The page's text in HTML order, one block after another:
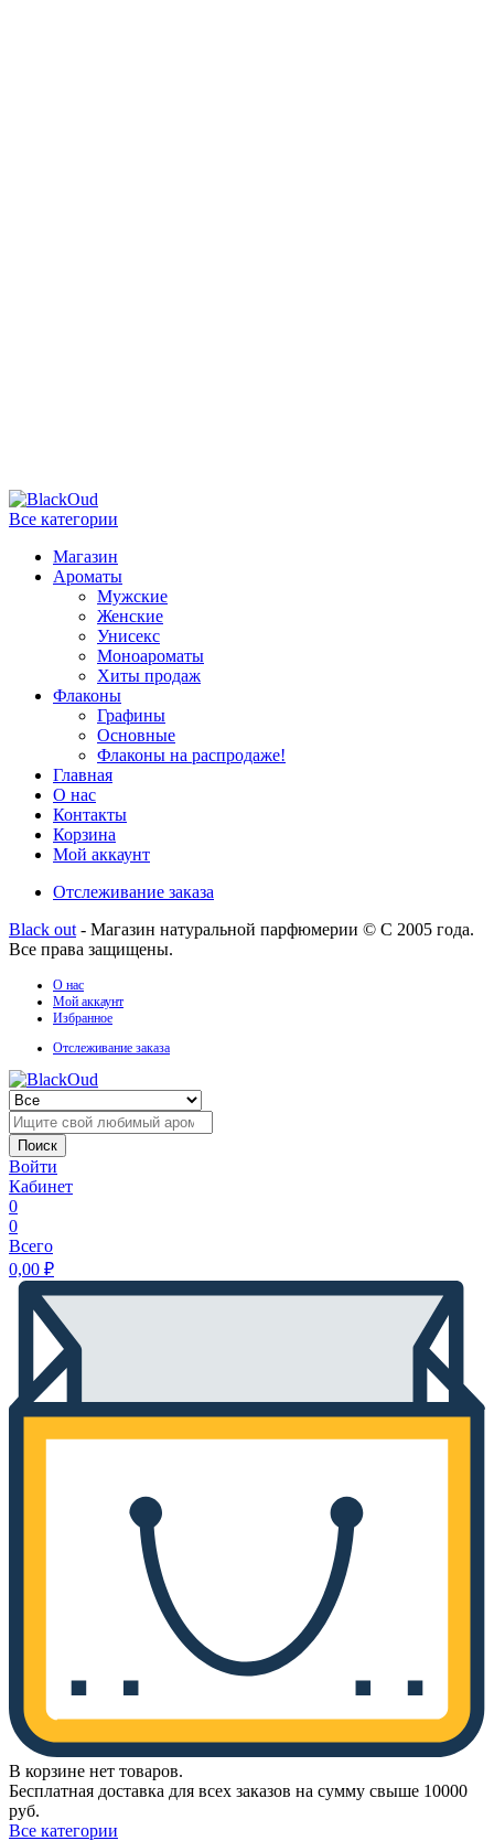
Все категории
Магазин
Ароматы
Мужские
Женские
Унисекс
Моноароматы
Хиты продаж
Флаконы
Графины
Основные
Флаконы на распродаже!
Главная
О нас
Контакты
Корзина
Мой аккаунт
Отслеживание заказа
Black out - Магазин натуральной парфюмерии © С 2005 года.
Все права защищены.
О нас
Мой аккаунт
Избранное
Отслеживание заказа
Поиск
Войти
Кабинет
0
0
Всего
0,00 ₽
В корзине нет товаров.
Бесплатная доставка для всех заказов на сумму свыше 10000
руб.
Все категории